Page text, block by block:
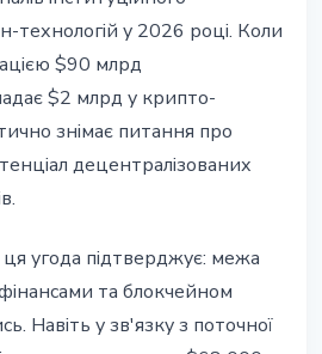
технологій у 2026 році. Коли
$90 млрд
$2 млрд у крипто-
знімає питання про
децентралізованих
угода підтверджує: межа
та блокчейном
Навіть у зв'язку з поточної